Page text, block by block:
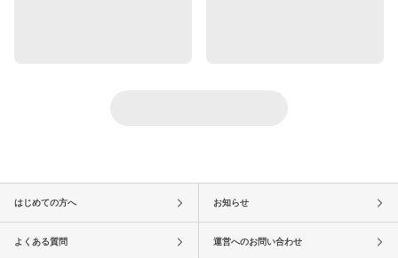
はじめての方へ お知らせ
よくある質問 運営へのお問い合わせ